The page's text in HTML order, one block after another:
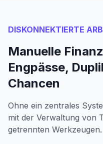
DISKONNEKTIERTE
Manuelle
Engpässe,
Chancen
Ohne ein zentrales
mit der Verwaltung von
getrennten Werkzeugen.